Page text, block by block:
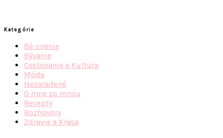
Kategórie
Bá-snenie
Bývanie
Cestovanie a Kultúra
Móda
Nezaradené
O mne so mnou
Recepty
Rozhovory
Zdravie a Krása